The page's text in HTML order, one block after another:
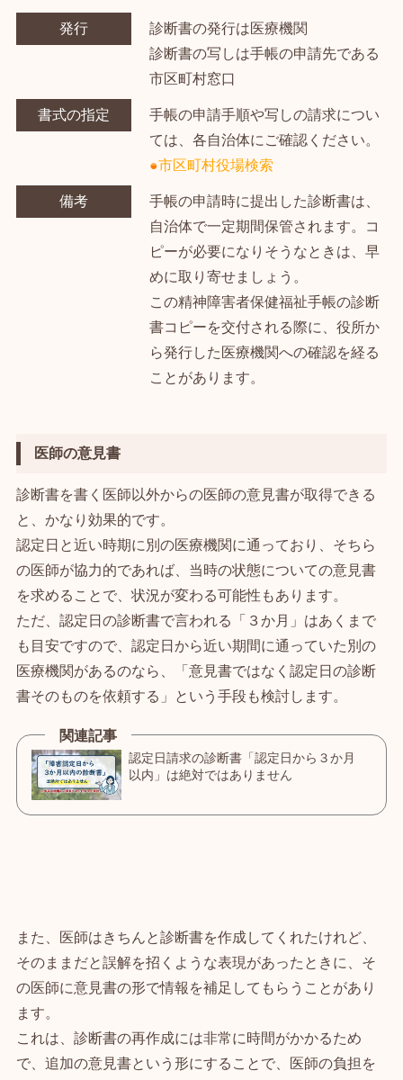
発行
診断書の発行は医療機関
診断書の写しは手帳の申請先である
市区町村窓口
書式の指定
手帳の申請手順や写しの請求につい
ては、各自治体にご確認ください。
市区町村役場検索
備考
手帳の申請時に提出した診断書は、
自治体で一定期間保管されます。コ
ピーが必要になりそうなときは、早
めに取り寄せましょう。
この精神障害者保健福祉手帳の診断
書コピーを交付される際に、役所か
ら発行した医療機関への確認を経る
ことがあります。
医師の意見書
診断書を書く医師以外からの医師の意見書が取得できる
と、かなり効果的です。
認定日と近い時期に別の医療機関に通っており、そちら
の医師が協力的であれば、当時の状態についての意見書
を求めることで、状況が変わる可能性もあります。
ただ、認定日の診断書で言われる「３か月」はあくまで
も目安ですので、認定日から近い期間に通っていた別の
医療機関があるのなら、「意見書ではなく認定日の診断
書そのものを依頼する」という手段も検討します。
また、医師はきちんと診断書を作成してくれたけれど、
そのままだと誤解を招くような表現があったときに、そ
の医師に意見書の形で情報を補足してもらうことがあり
ます。
これは、診断書の再作成には非常に時間がかかるため
で、追加の意見書という形にすることで、医師の負担を